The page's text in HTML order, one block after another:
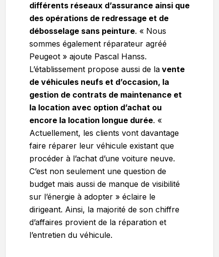
différents réseaux d’assurance ainsi que
des opérations de redressage et de
débosselage sans peinture. « Nous
sommes également réparateur agréé
Peugeot » ajoute Pascal Hanss.
L’établissement propose aussi de la vente
de véhicules neufs et d’occasion, la
gestion de contrats de maintenance et
la location avec option d’achat ou
encore la location longue durée. «
Actuellement, les clients vont davantage
faire réparer leur véhicule existant que
procéder à l’achat d’une voiture neuve.
C’est non seulement une question de
budget mais aussi de manque de visibilité
sur l’énergie à adopter » éclaire le
dirigeant. Ainsi, la majorité de son chiffre
d’affaires provient de la réparation et
l’entretien du véhicule.